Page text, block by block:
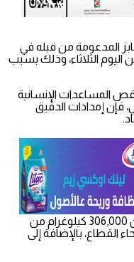
المدعومة من قبله في
اليوم الثلاثاء، وذلك بسبب
المساعدات الإنسانية
آذار الماضي، فإن إمدادات الدقيق
وأوضح أن البرنامج كان يوزع يوميًا أكثر من 306,000 كيلوغرام من
القطاع، بالإضافة إلى